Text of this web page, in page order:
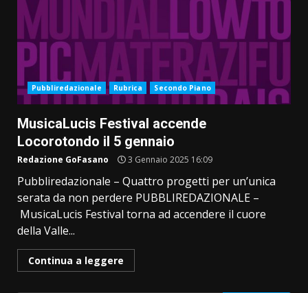
Pubbliredazionale Rubrica Secondo Piano
MusicaLucis Festival accende
Locorotondo il 5 gennaio
Redazione GoFasano 3 Gennaio 2025 16:09
Pubbliredazionale – Quattro progetti per un’unica
serata da non perdere PUBBLIREDAZIONALE –
MusicaLucis Festival torna ad accendere il cuore
della Valle...
Continua a leggere